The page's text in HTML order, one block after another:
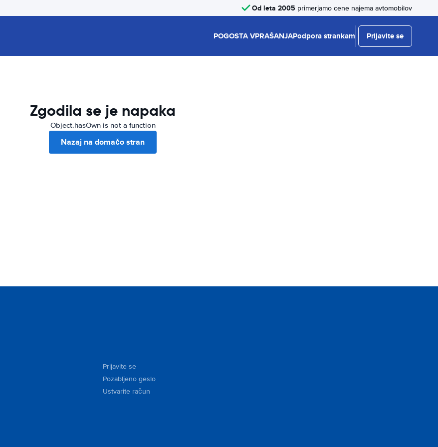
Od leta 2005 primerjamo cene najema avtomobilov
POGOSTA VPRAŠANJAPodpora strankam Prijavite se
Zgodila se je napaka
Object.hasOwn is not a function
Nazaj na domačo stran
Prijavite se
Pozabljeno geslo
Ustvarite račun